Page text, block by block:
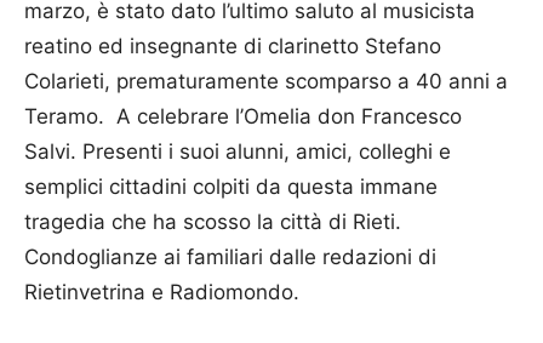
marzo, è stato dato l’ultimo saluto al musicista
reatino ed insegnante di clarinetto Stefano
Colarieti, prematuramente scomparso a 40 anni a
Teramo. A celebrare l’Omelia don Francesco
Salvi. Presenti i suoi alunni, amici, colleghi e
semplici cittadini colpiti da questa immane
tragedia che ha scosso la città di Rieti.
Condoglianze ai familiari dalle redazioni di
Rietinvetrina e Radiomondo.